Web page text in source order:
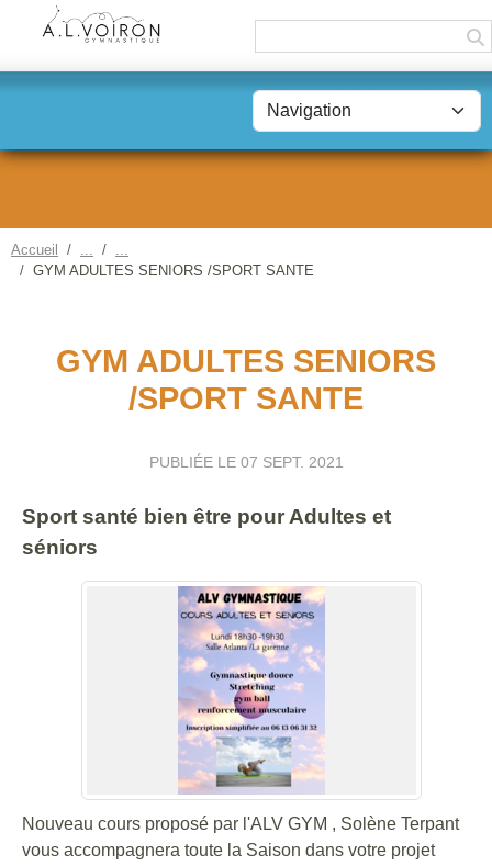
Accueil
GYM ADULTES SENIORS /SPORT SANTE
GYM ADULTES SENIORS
/SPORT SANTE
PUBLIÉE LE 07 SEPT. 2021
Sport santé bien être pour Adultes et
séniors
Nouveau cours proposé par l'ALV GYM , Solène Terpant
vous accompagnera toute la Saison dans votre projet
Panneau de gestion des cookies